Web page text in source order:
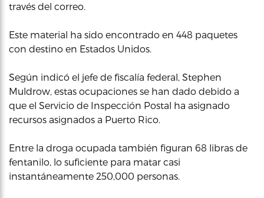
través del correo.
Este material ha sido encontrado en 448 paquetes
con destino en Estados Unidos.
Según indicó el jefe de fiscalía federal, Stephen
Muldrow, estas ocupaciones se han dado debido a
que el Servicio de Inspección Postal ha asignado
recursos asignados a Puerto Rico.
Entre la droga ocupada también figuran 68 libras de
fentanilo, lo suficiente para matar casi
instantáneamente 250,000 personas.